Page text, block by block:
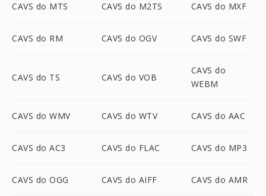
CAVS do MTS CAVS do M2TS CAVS do MXF
CAVS do RM CAVS do OGV CAVS do SWF
CAVS do TS CAVS do VOB
CAVS do
WEBM
CAVS do WMV CAVS do WTV CAVS do AAC
CAVS do AC3 CAVS do FLAC CAVS do MP3
CAVS do OGG CAVS do AIFF CAVS do AMR